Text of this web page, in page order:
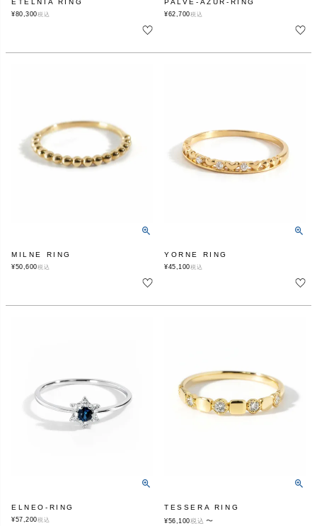
ETELNIA RING
¥80,300税込
PALVE-AZUR-RING
¥62,700税込
MILNE RING
¥50,600税込
YORNE RING
¥45,100税込
ELNEO-RING
¥57,200税込
TESSERA RING
¥56,100税込 〜